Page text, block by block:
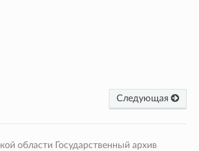
Следующая
области Государственный архив